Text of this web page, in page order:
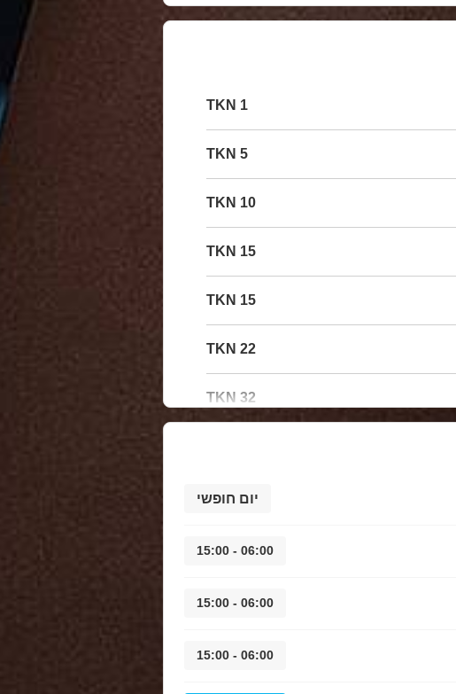
1 TKN
5 TKN
10 TKN
15 TKN
15 TKN
22 TKN
32 TKN
יום חופשי
06:00 - 15:00
06:00 - 15:00
06:00 - 15:00